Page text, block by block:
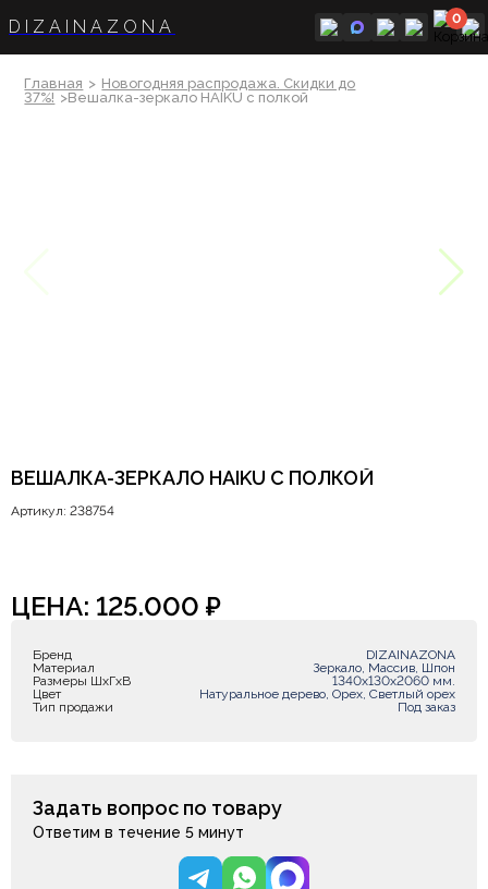
DIZAINAZONA 0
Главная > Новогодняя распродажа. Скидки до
37%! >Вешалка-зеркало HAIKU с полкой
ВЕШАЛКА-ЗЕРКАЛО HAIKU С ПОЛКОЙ
Артикул: 238754
ЦЕНА: 125.000 ₽
Бренд
DIZAINAZONA
Материал
Зеркало, Массив, Шпон
Размеры ШxГxВ
1340x130x2060 мм.
Цвет
Натуральное дерево, Орех, Светлый орех
Тип продажи
Под заказ
Задать вопрос по товару
Ответим в течение 5 минут